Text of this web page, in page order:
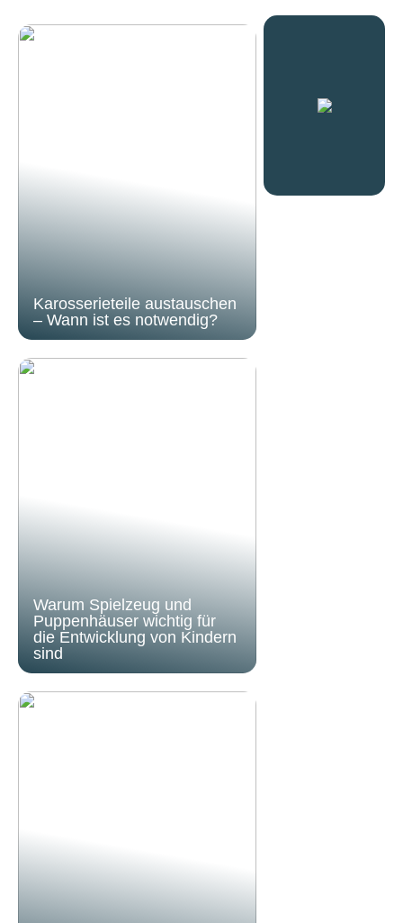
Karosserieteile austauschen
– Wann ist es notwendig?
Warum Spielzeug und
Puppenhäuser wichtig für
die Entwicklung von Kindern
sind